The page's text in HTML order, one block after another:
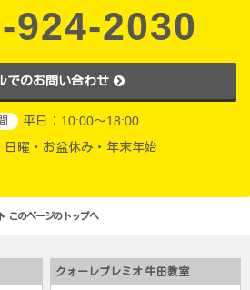
924-2030
でのお問い合わせ
平日：10:00～18:00
日曜・お盆休み・年末年始
このページのトップへ
クォーレプレミオ 牛田教室